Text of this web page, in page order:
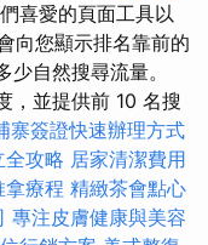
喜愛的頁面工具以
向您顯示排名靠前的
自然搜尋流量。
，並提供前 10 名搜
寨簽證快速辦理方式
全攻略 居家清潔費用
拿療程 精緻茶會點心
專注皮膚健康與美容